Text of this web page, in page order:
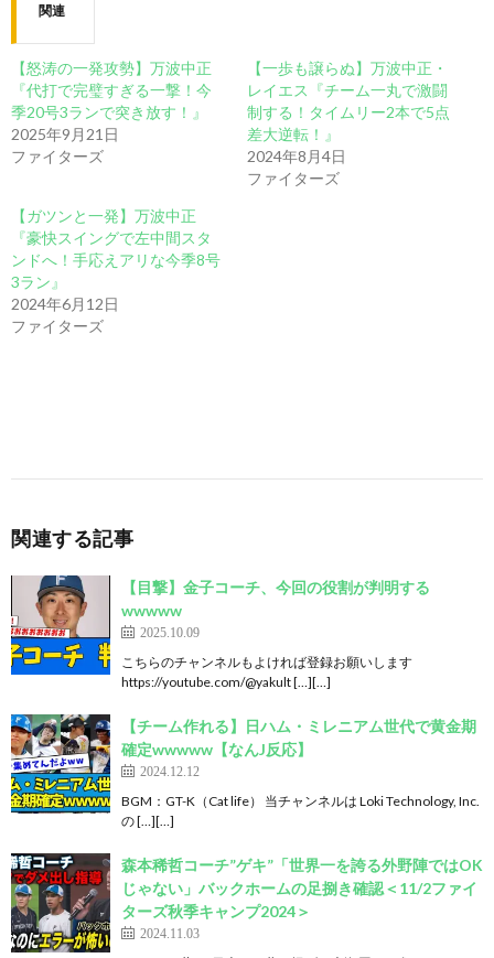
関連
【怒涛の一発攻勢】万波中正
『代打で完璧すぎる一撃！今
季20号3ランで突き放す！』
2025年9月21日
ファイターズ
【一歩も譲らぬ】万波中正・
レイエス『チーム一丸で激闘
制する！タイムリー2本で5点
差大逆転！』
2024年8月4日
ファイターズ
【ガツンと一発】万波中正
『豪快スイングで左中間スタ
ンドへ！手応えアリな今季8号
3ラン』
2024年6月12日
ファイターズ
関連する記事
【目撃】金子コーチ、今回の役割が判明する
wwwww
2025.10.09
こちらのチャンネルもよければ登録お願いします
https://youtube.com/@yakult […][…]
【チーム作れる】日ハム・ミレニアム世代で黄金期
確定wwwww【なんJ反応】
2024.12.12
BGM：GT-K（Cat life） 当チャンネルは Loki Technology, Inc.
の […][…]
森本稀哲コーチ”ゲキ”「世界一を誇る外野陣ではOK
じゃない」バックホームの足捌き確認＜11/2ファイ
ターズ秋季キャンプ2024＞
2024.11.03